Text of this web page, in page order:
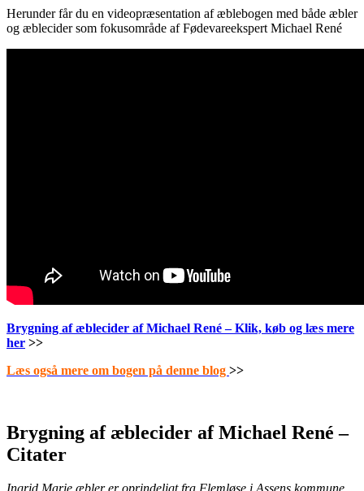
Herunder får du en videopræsentation af æblebogen med både æbler
og æblecider som fokusområde af Fødevareekspert Michael René
Brygning af æblecider af Michael René – Klik, køb og læs mere
her >>
Læs også mere om bogen på denne blog >>
Brygning af æblecider af Michael René –
Citater